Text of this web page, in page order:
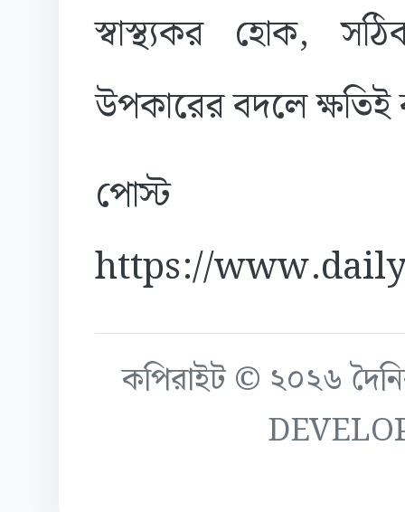
স্বাস্থ্যকর হোক,
উপকারের বদলে
https://
কপিরাইট © ২০২৬